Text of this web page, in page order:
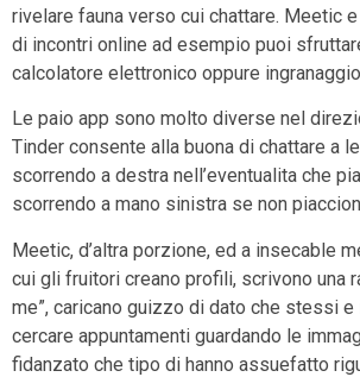
rivelare fauna verso cui chattare. Meetic
di incontri online ad esempio puoi
calcolatore elettronico oppure
Le paio app sono molto diverse nel
Tinder consente alla buona di chattare a
scorrendo a destra nell’eventualita che
scorrendo a mano sinistra se non
Meetic, d’altra porzione, ed a insecable
cui gli fruitori creano profili, scrivono una
me”, caricano guizzo di dato che stessi e
cercare appuntamenti guardando le
fidanzato che tipo di hanno assuefatto